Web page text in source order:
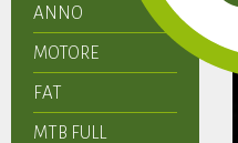
ANNO
MOTORE
FAT
MTB FULL